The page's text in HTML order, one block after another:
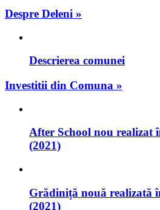
Despre Deleni »
Descrierea comunei
Investitii din Comuna »
After School nou realizat
(2021)
Grădiniță nouă realizată
(2021)